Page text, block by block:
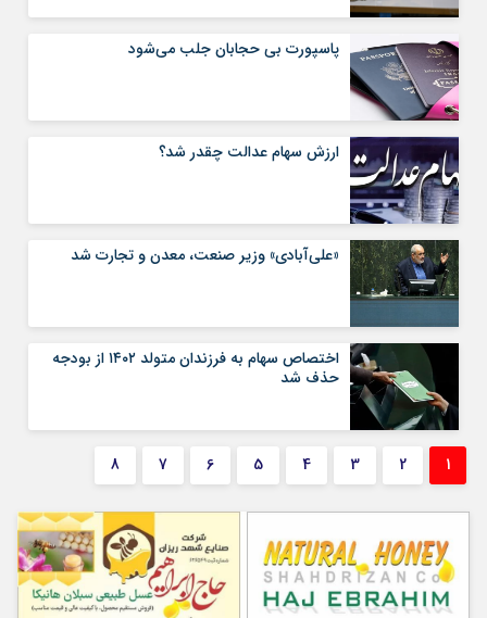
پاسپورت بی حجابان جلب می‌شود
ارزش سهام عدالت چقدر شد؟
«علی‌آبادی» وزیر صنعت، معدن و تجارت شد
اختصاص سهام به فرزندان متولد ۱۴۰۲ از بودجه
حذف شد
1
2
3
4
5
6
7
8